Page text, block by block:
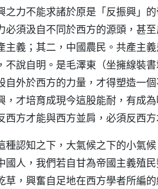
之力不能求諸於原是「反振興」
必須汲自不同於西方的源頭，甚
主義；其二，中國農民。共產主
不說自明。是毛澤東（坐擁線裝
自外於西方的力量，才得塑造一
，才培育成現今這股能耐，有成
西方才能與西方並肩，必須反西方
種認知之下，大氣候之下的小氣
國人，我們若自甘為帝國主義殖
草，興奮自足地在西方學者所編